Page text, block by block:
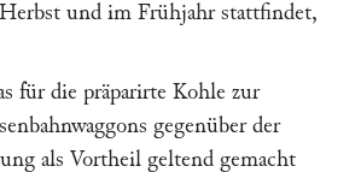
und im Frühjahr stattfindet,
für die präparirte Kohle zur
gegenüber der
als Vortheil geltend gemacht